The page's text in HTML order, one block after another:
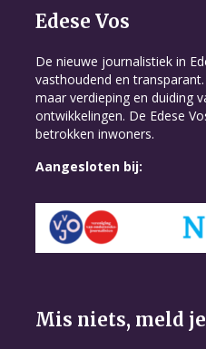
Edese Vos
De nieuwe journalistiek in
vasthoudend en
maar verdieping en duiding
ontwikkelingen. De Edese
betrokken inwoners.
Aangesloten bij:
Mis niets, meld je